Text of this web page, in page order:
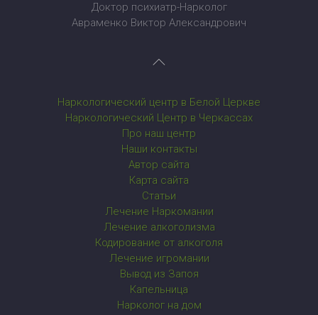
Доктор психиатр-Нарколог
Авраменко Виктор Александрович
Наркологический центр в Белой Церкве
Наркологический Центр в Черкассах
Про наш центр
Наши контакты
Автор сайта
Карта сайта
Статьи
Лечение Наркомании
Лечение алкоголизма
Кодирование от алкоголя
Лечение игромании
Вывод из Запоя
Капельница
Нарколог на дом